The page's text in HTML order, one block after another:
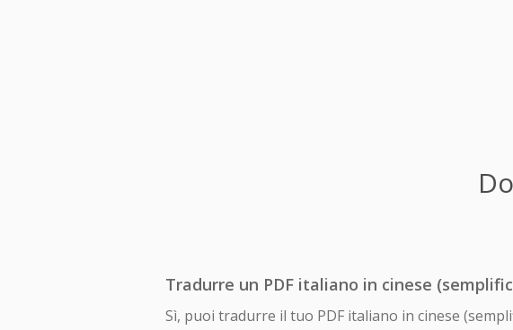
Tradurre un PDF italiano in cinese
Sì, puoi tradurre il tuo PDF italiano in cinese